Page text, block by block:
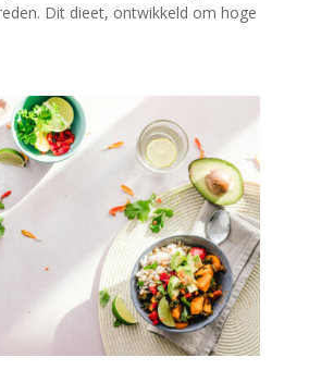
Dit dieet, ontwikkeld om hoge